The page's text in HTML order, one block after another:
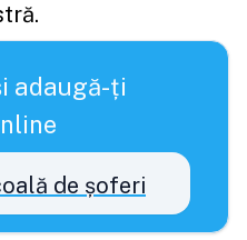
adaugă-ți
de șoferi